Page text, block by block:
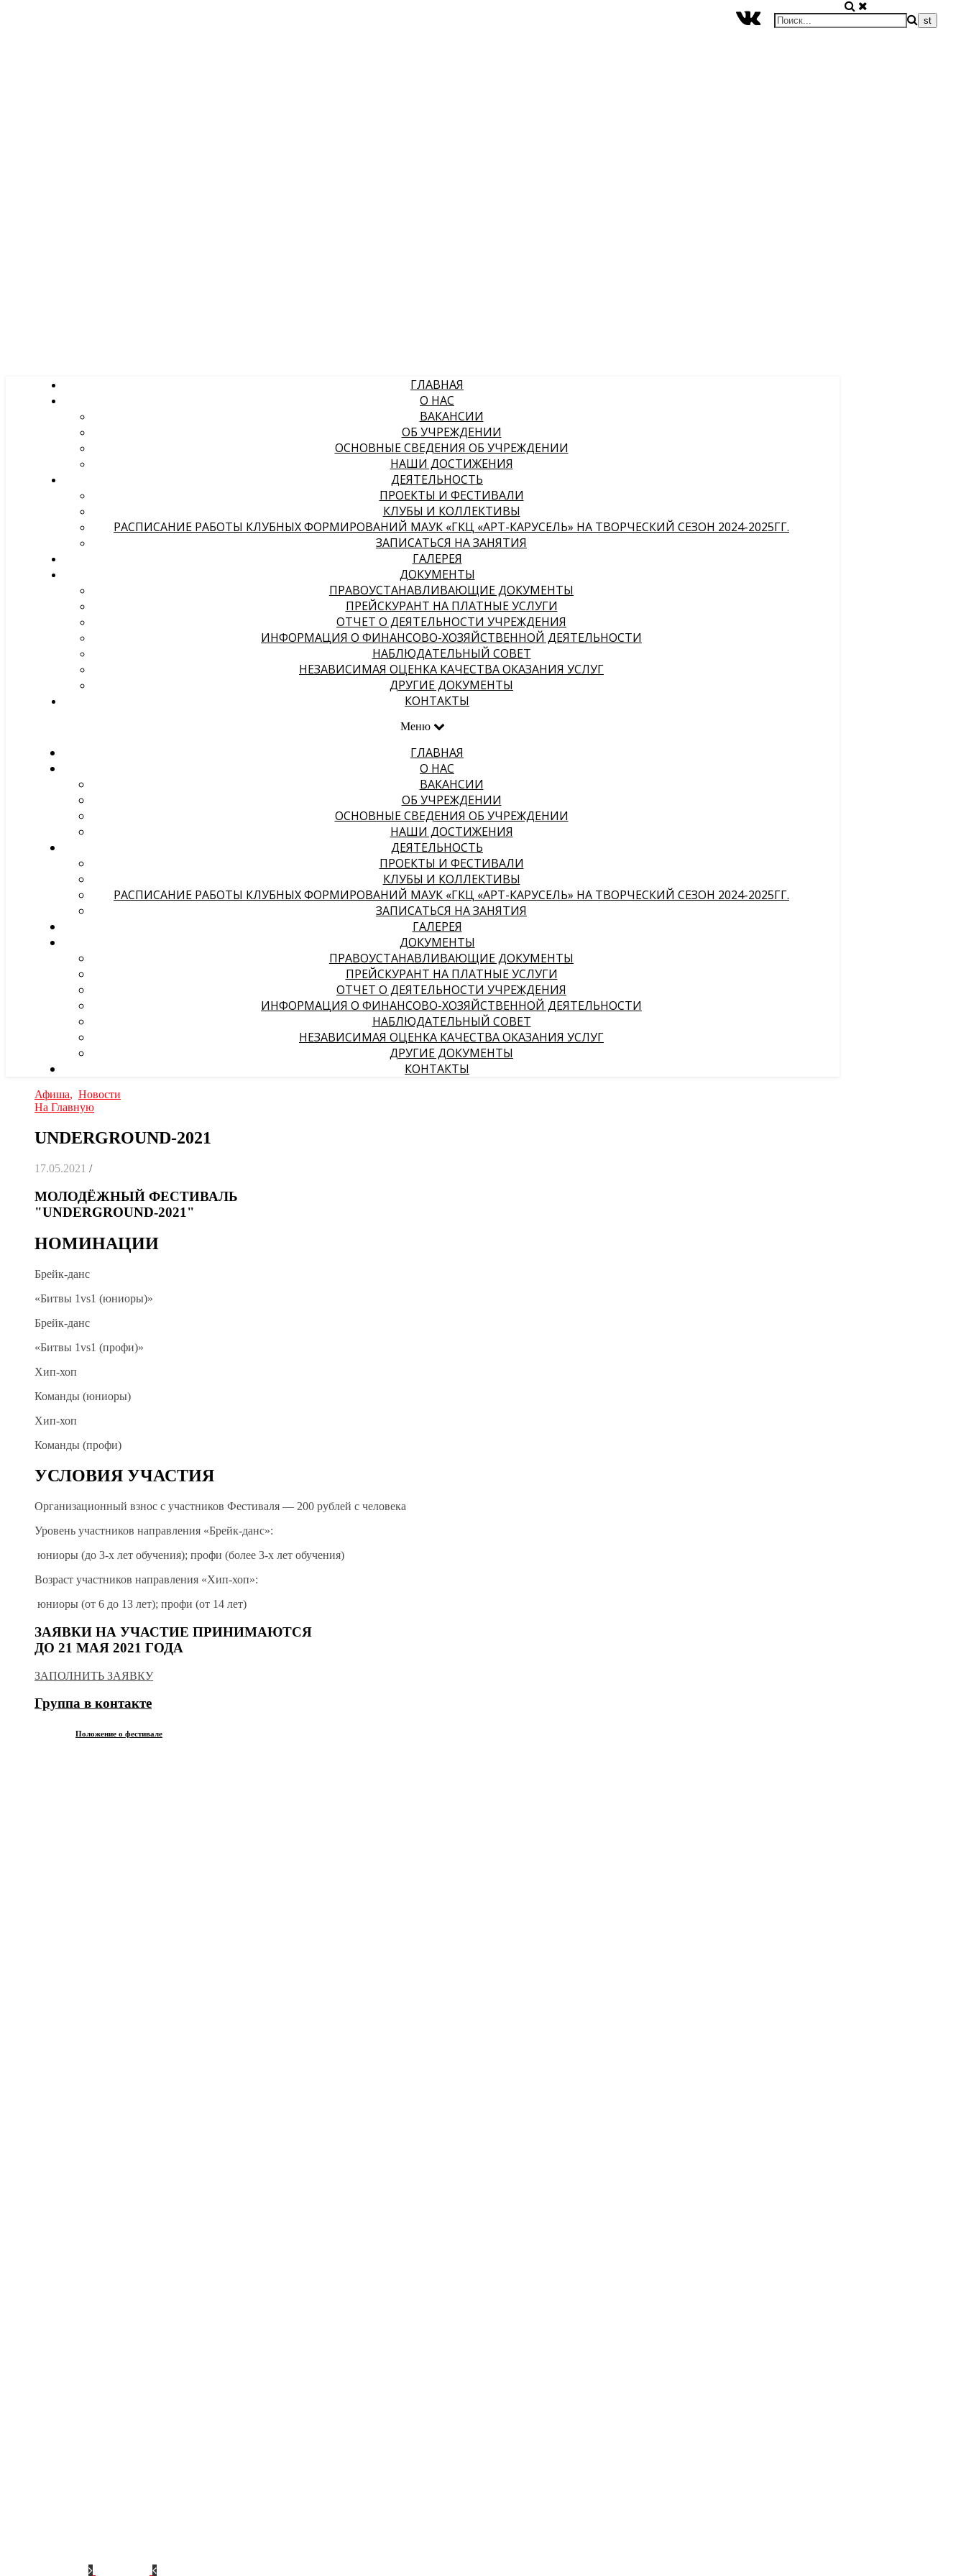
ГЛАВНАЯ
О НАС
ВАКАНСИИ
ОБ УЧРЕЖДЕНИИ
ОСНОВНЫЕ СВЕДЕНИЯ ОБ УЧРЕЖДЕНИИ
НАШИ ДОСТИЖЕНИЯ
ДЕЯТЕЛЬНОСТЬ
ПРОЕКТЫ И ФЕСТИВАЛИ
КЛУБЫ И КОЛЛЕКТИВЫ
РАСПИСАНИЕ РАБОТЫ КЛУБНЫХ ФОРМИРОВАНИЙ МАУК «ГКЦ «АРТ-КАРУСЕЛЬ» НА ТВОРЧЕСКИЙ СЕЗОН 2024-2025ГГ.
ЗАПИСАТЬСЯ НА ЗАНЯТИЯ
ГАЛЕРЕЯ
ДОКУМЕНТЫ
ПРАВОУСТАНАВЛИВАЮЩИЕ ДОКУМЕНТЫ
ПРЕЙСКУРАНТ НА ПЛАТНЫЕ УСЛУГИ
ОТЧЕТ О ДЕЯТЕЛЬНОСТИ УЧРЕЖДЕНИЯ
ИНФОРМАЦИЯ О ФИНАНСОВО-ХОЗЯЙСТВЕННОЙ ДЕЯТЕЛЬНОСТИ
НАБЛЮДАТЕЛЬНЫЙ СОВЕТ
НЕЗАВИСИМАЯ ОЦЕНКА КАЧЕСТВА ОКАЗАНИЯ УСЛУГ
ДРУГИЕ ДОКУМЕНТЫ
КОНТАКТЫ
Меню
ГЛАВНАЯ
О НАС
ВАКАНСИИ
ОБ УЧРЕЖДЕНИИ
ОСНОВНЫЕ СВЕДЕНИЯ ОБ УЧРЕЖДЕНИИ
НАШИ ДОСТИЖЕНИЯ
ДЕЯТЕЛЬНОСТЬ
ПРОЕКТЫ И ФЕСТИВАЛИ
КЛУБЫ И КОЛЛЕКТИВЫ
РАСПИСАНИЕ РАБОТЫ КЛУБНЫХ ФОРМИРОВАНИЙ МАУК «ГКЦ «АРТ-КАРУСЕЛЬ» НА ТВОРЧЕСКИЙ СЕЗОН 2024-2025ГГ.
ЗАПИСАТЬСЯ НА ЗАНЯТИЯ
ГАЛЕРЕЯ
ДОКУМЕНТЫ
ПРАВОУСТАНАВЛИВАЮЩИЕ ДОКУМЕНТЫ
ПРЕЙСКУРАНТ НА ПЛАТНЫЕ УСЛУГИ
ОТЧЕТ О ДЕЯТЕЛЬНОСТИ УЧРЕЖДЕНИЯ
ИНФОРМАЦИЯ О ФИНАНСОВО-ХОЗЯЙСТВЕННОЙ ДЕЯТЕЛЬНОСТИ
НАБЛЮДАТЕЛЬНЫЙ СОВЕТ
НЕЗАВИСИМАЯ ОЦЕНКА КАЧЕСТВА ОКАЗАНИЯ УСЛУГ
ДРУГИЕ ДОКУМЕНТЫ
КОНТАКТЫ
Афиша, Новости
На Главную
UNDERGROUND-2021
17.05.2021 /
МОЛОДЁЖНЫЙ ФЕСТИВАЛЬ
"UNDERGROUND-2021"
НОМИНАЦИИ
Брейк-данс
«Битвы 1vs1 (юниоры)»
Брейк-данс
«Битвы 1vs1 (профи)»
Хип-хоп
Команды (юниоры)
Хип-хоп
Команды (профи)
УСЛОВИЯ УЧАСТИЯ
Организационный взнос с участников Фестиваля — 200 рублей с человека
Уровень участников направления «Брейк-данс»:
юниоры (до 3-х лет обучения); профи (более 3-х лет обучения)
Возраст участников направления «Хип-хоп»:
юниоры (от 6 до 13 лет); профи (от 14 лет)
ЗАЯВКИ НА УЧАСТИЕ ПРИНИМАЮТСЯ
ДО 21 МАЯ 2021 ГОДА
ЗАПОЛНИТЬ ЗАЯВКУ
Группа в контакте
Положение о фестивале